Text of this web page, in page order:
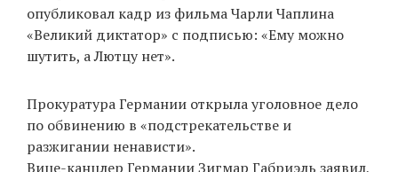
опубликовал кадр из фильма Чарли Чаплина
«Великий диктатор» с подписью: «Ему можно
шутить, а Лютцу нет».
Прокуратура Германии открыла уголовное дело
по обвинению в «подстрекательстве и
разжигании ненависти».
Вице-канцлер Германии Зигмар Габриэль заявил,